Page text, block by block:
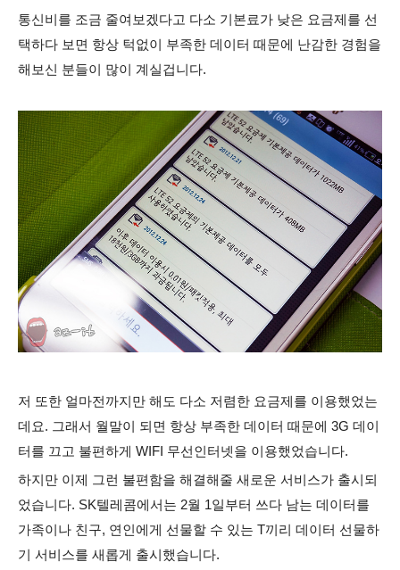
통신비를 조금 줄여보겠다고 다소 기본료가 낮은 요금제를 선
택하다 보면 항상 턱없이 부족한 데이터 때문에 난감한 경험을
해보신 분들이 많이 계실겁니다.
저 또한 얼마전까지만 해도 다소 저렴한 요금제를 이용했었는
데요. 그래서 월말이 되면 항상 부족한 데이터 때문에 3G 데이
터를 끄고 불편하게 WIFI 무선인터넷을 이용했었습니다.
하지만 이제 그런 불편함을 해결해줄 새로운 서비스가 출시되
었습니다. SK텔레콤에서는 2월 1일부터 쓰다 남는 데이터를
가족이나 친구, 연인에게 선물할 수 있는 T끼리 데이터 선물하
기 서비스를 새롭게 출시했습니다.